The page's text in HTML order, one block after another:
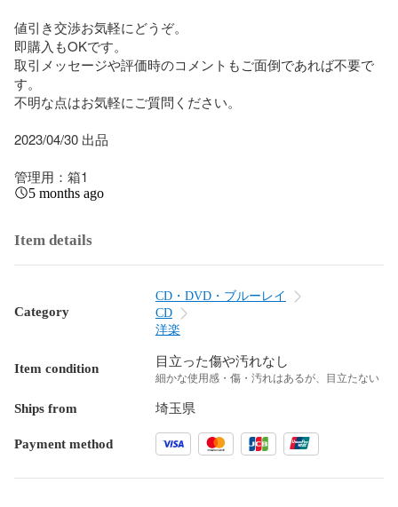
値引き交渉お気軽にどうぞ。
即購入もOKです。
取引メッセージや評価時のコメントもご面倒であれば不要で
す。
不明な点はお気軽にご質問ください。
2023/04/30 出品
管理用：箱1
5 months ago
Item details
Category
CD・DVD・ブルーレイ
CD
洋楽
Item condition 目立った傷や汚れなし
細かな使用感・傷・汚れはあるが、目立たない
Ships from 埼玉県
Payment method